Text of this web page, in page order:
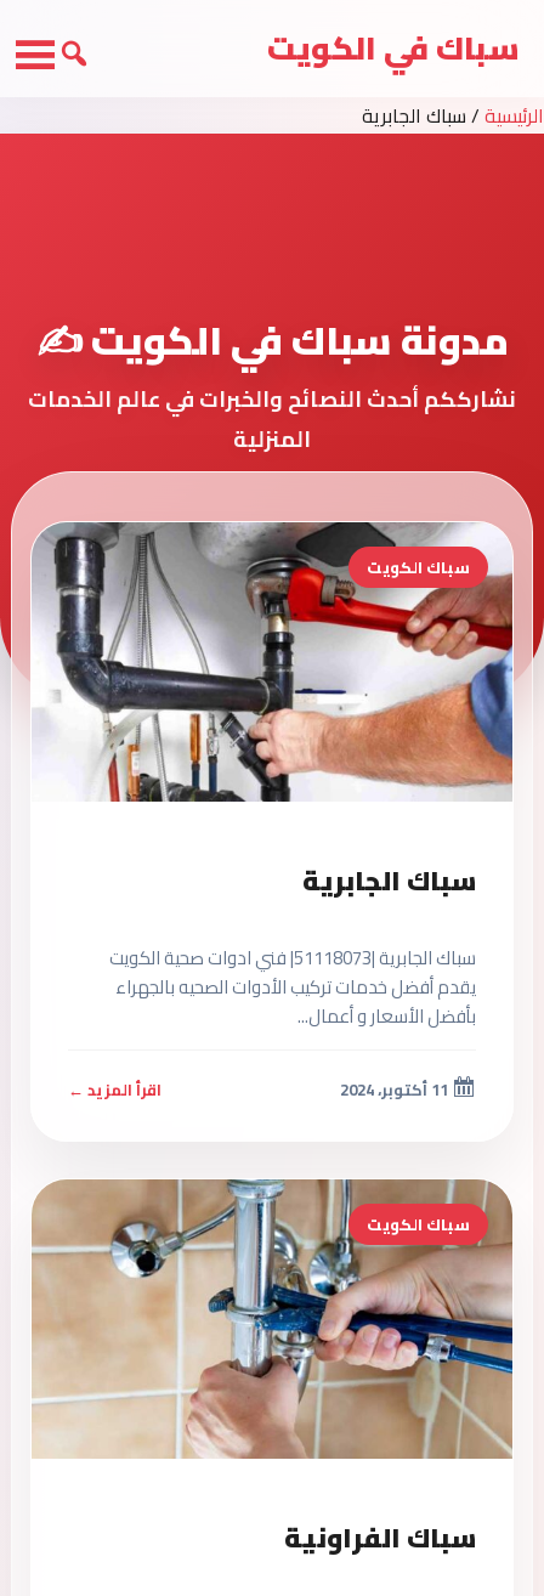
سباك في الكويت
الرئيسية/سباك الجابرية
مدونة سباك في الكويت ✍️
نشارككم أحدث النصائح والخبرات في عالم الخدمات
المنزلية
سباك الكويت
سباك الجابرية
سباك الجابرية |51118073| فني ادوات صحية الكويت
يقدم أفضل خدمات تركيب الأدوات الصحيه بالجهراء
بأفضل الأسعار و أعمال...
اقرأ المزيد ←
سباك الكويت
سباك الفراونية